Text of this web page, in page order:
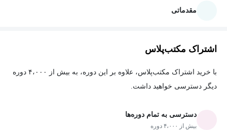
مقدماتی
اشتراک مکتب‌پلاس
با خرید اشتراک مکتب‌پلاس، علاوه بر این دوره، به بیش از ۴،۰۰۰ دوره
دیگر دسترسی خواهید داشت.
دسترسی به تمام دوره‌ها
بیش از ۴،۰۰۰ دوره